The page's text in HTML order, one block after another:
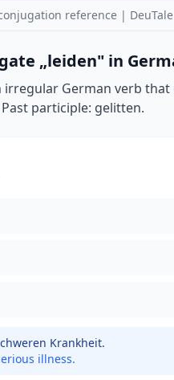
reference | DeuTale
„leiden" in
irregular German verb
participle: gelitten.
Krankheit.
illness.